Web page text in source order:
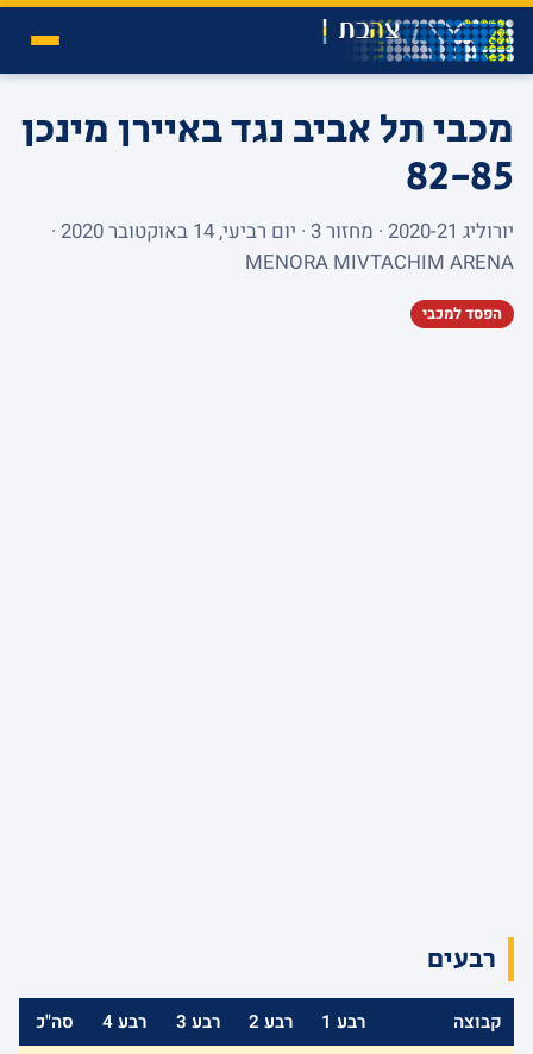
מכבי תל אביב נגד באיירן מינכן
82-85
יורוליג 2020-21 · מחזור 3 · יום רביעי, 14 באוקטובר 2020 ·
MENORA MIVTACHIM ARENA
הפסד למכבי
רבעים
קבוצה רבע 1 רבע 2 רבע 3 רבע 4
סה"כ